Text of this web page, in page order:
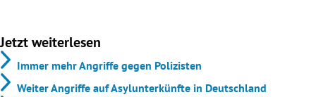
Jetzt weiterlesen
Immer mehr Angriffe gegen Polizisten
Weiter Angriffe auf Asylunterkünfte in Deutschland